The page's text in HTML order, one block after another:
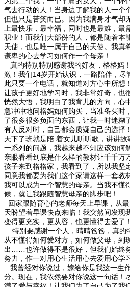
气去行动的人！当身边了解我的人一个
但也只是苦笑而已。因为我满身才气却
上最快乐，最幸福，同时也是最难，
职业！而我们大部份的人，都是随着本
天使，也是唯一属于自己的天使。我真
谦卑的心去学习如何作一个母亲！
真的特别特别感谢我的好友，格格妈
激！我们14岁开始认识，一路陪伴，尽
此只要一个电话，就知道对方心中所想
让孩子更好地学习时，我非常好奇，也
恍然大悟，我明白了我育儿的方向，心
急冲冲地问格妈如何购买，当准备买时
了很多很多负面的东西，让我一时迷糊
有人反对时，自己都会质疑自己的选择
天下了班就是陪 着女儿听听歌，讲讲
一系列的问题，我越来越不知应该如何
亲眼看看到底是什么样的教材让千千万
孩子来到格格家，我看到了，所以我坚
同意我都要为我们这个家请这样一套教
我可以成为一个智慧的母亲。当我不懂
候，就让我跟随智慧母亲的脚步吧！
回家跟随育心的老师每天上早课，从
天盼望着早课快点来临！我突然间发现
变得更充实，更从容，也更懂得去爱了！
特别要感谢一个人，晴晴爸爸，真的
从不懂得如何爱对方，如何做父母，到
出……也许做得不是很好，但我们始终
努力，作一对用心生活用心去爱用心学
我曾经对你说过，嫁给你是我这一生
分。现在，我依然要对你说这一句话！